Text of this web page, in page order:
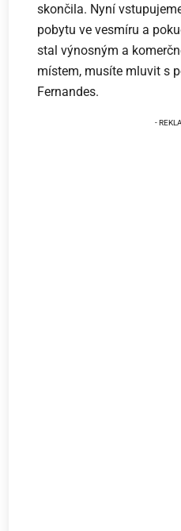
skončila. Nyní
pobytu ve vesmíru a
stal výnosným a
místem, musíte mluvit s
Fernandes.